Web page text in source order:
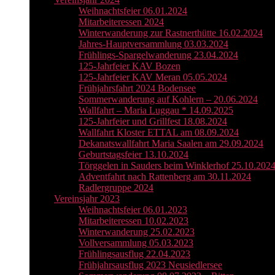
Weihnachtsfeier 06.01.2024
Mitarbeiteressen 2024
Winterwanderung zur Rastnerthütte 16.02.2024
Jahres-Hauptversammlung 03.03.2024
Frühlings-Spargelwanderung 23.04.2024
125-Jahrfeier KAV Bozen
125-Jahrfeier KAV Meran 05.05.2024
Frühjahrsfahrt 2024 Bodensee
Sommerwanderung auf Kohlern – 20.06.2024
Wallfahrt – Maria Luggau * 14.09.2025
125-Jahrfeier und Grillfest 18.08.2024
Wallfahrt Kloster ETTAL am 08.09.2024
Dekanatswallfahrt Maria Saalen am 29.09.2024
Geburtstagsfeier 13.10.2024
Törggelen in Sauders beim Winklerhof 25.10.2024
Adventfahrt nach Rattenberg am 30.11.2024
Radlergruppe 2024
Vereinsjahr 2023
Weihnachtsfeier 06.01.2023
Mitarbeiteressen 10.02.2023
Winterwanderung 25.02.2023
Vollversammlung 05.03.2023
Frühlingsausflug 22.04.2023
Frühjahrsausflug 2023 Neusiedlersee